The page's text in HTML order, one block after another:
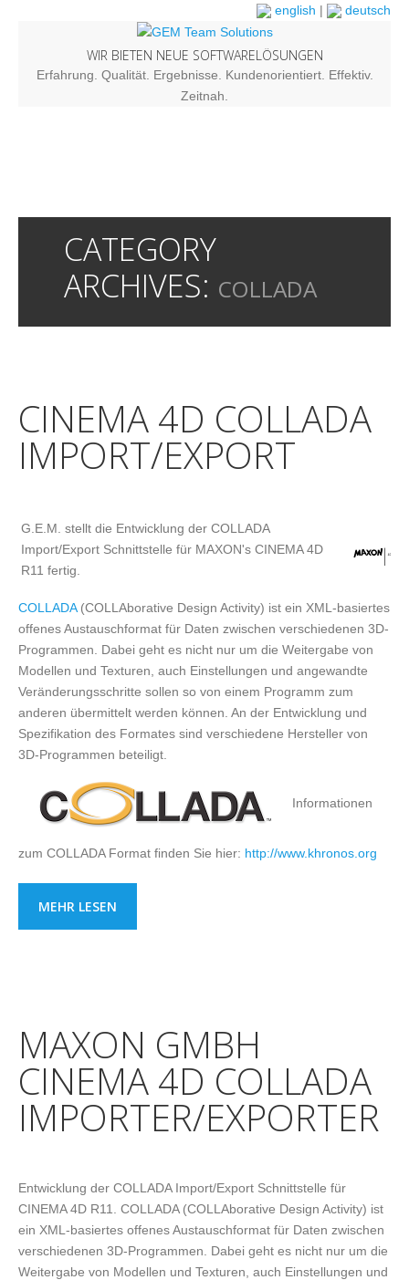
english | deutsch
WIR BIETEN NEUE SOFTWARELÖSUNGEN
Erfahrung. Qualität. Ergebnisse. Kundenorientiert. Effektiv.
Zeitnah.
CATEGORY
ARCHIVES: COLLADA
CINEMA 4D COLLADA
IMPORT/EXPORT
G.E.M. stellt die Entwicklung der COLLADA
Import/Export Schnittstelle für MAXON's CINEMA 4D
R11 fertig.
COLLADA(COLLAborative Design Activity) ist ein XML-basiertes
offenes Austauschformat für Daten zwischen verschiedenen 3D-
Programmen. Dabei geht es nicht nur um die Weitergabe von
Modellen und Texturen, auch Einstellungen und angewandte
Veränderungsschritte sollen so von einem Programm zum
anderen übermittelt werden können. An der Entwicklung und
Spezifikation des Formates sind verschiedene Hersteller von
3D-Programmen beteiligt.
Informationen
zum COLLADA Format finden Sie hier: http://www.khronos.org
MEHR LESEN
MAXON GMBH
CINEMA 4D COLLADA
IMPORTER/EXPORTER
Entwicklung der COLLADA Import/Export Schnittstelle für
CINEMA 4D R11. COLLADA (COLLAborative Design Activity) ist
ein XML-basiertes offenes Austauschformat für Daten zwischen
verschiedenen 3D-Programmen. Dabei geht es nicht nur um die
Weitergabe von Modellen und Texturen, auch Einstellungen und